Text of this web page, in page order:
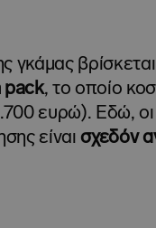
γκάμας βρίσκεται
pack, το οποίο
ευρώ). Εδώ,
είναισχεδόν